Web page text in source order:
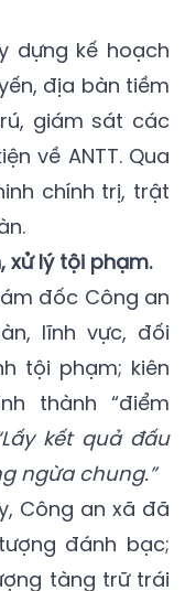
dựng kế hoạch
địa bàn tiềm
giám sát các
về ANTT. Qua
chính trị, trật
xử lý tội phạm.
đốc Công an
lĩnh vực, đối
tội phạm; kiên
thành “điểm
kết quả đấu
ngừa chung.”
Công an xã đã
đánh bạc;
tàng trữ trái